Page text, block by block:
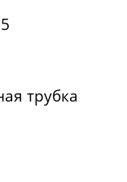
трубка